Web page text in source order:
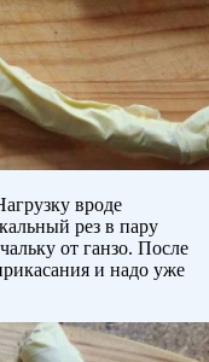
вроде
рез в пару
от ганзо. После
и надо уже